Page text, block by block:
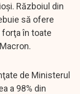
Războiul din
să ofere
forţa în toate
de Ministerul
a 98% din